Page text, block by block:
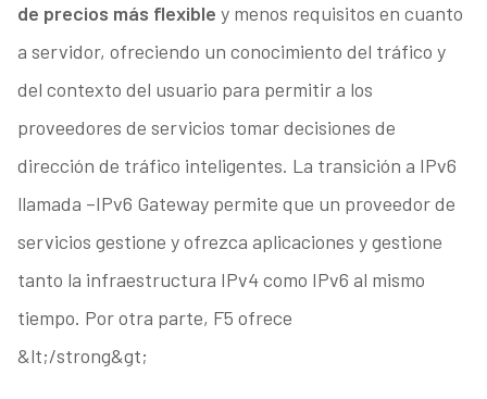
de precios más flexible y menos requisitos en cuanto
a servidor, ofreciendo un conocimiento del tráfico y
del contexto del usuario para permitir a los
proveedores de servicios tomar decisiones de
dirección de tráfico inteligentes. La transición a IPv6
llamada –IPv6 Gateway permite que un proveedor de
servicios gestione y ofrezca aplicaciones y gestione
tanto la infraestructura IPv4 como IPv6 al mismo
tiempo. Por otra parte, F5 ofrece
&lt;/strong&gt;